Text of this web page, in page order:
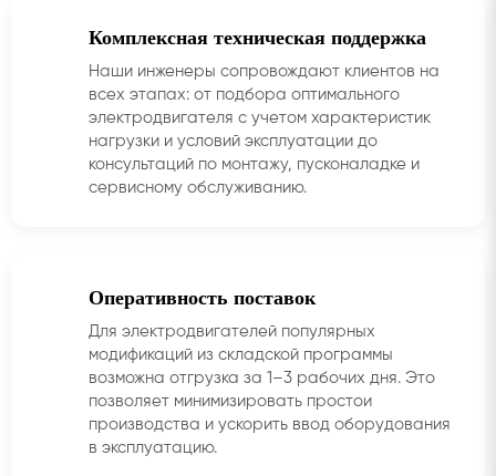
Комплексная техническая поддержка
Наши инженеры сопровождают клиентов на
всех этапах: от подбора оптимального
электродвигателя с учетом характеристик
нагрузки и условий эксплуатации до
консультаций по монтажу, пусконаладке и
сервисному обслуживанию.
Оперативность поставок
Для электродвигателей популярных
модификаций из складской программы
возможна отгрузка за 1–3 рабочих дня. Это
позволяет минимизировать простои
производства и ускорить ввод оборудования
в эксплуатацию.